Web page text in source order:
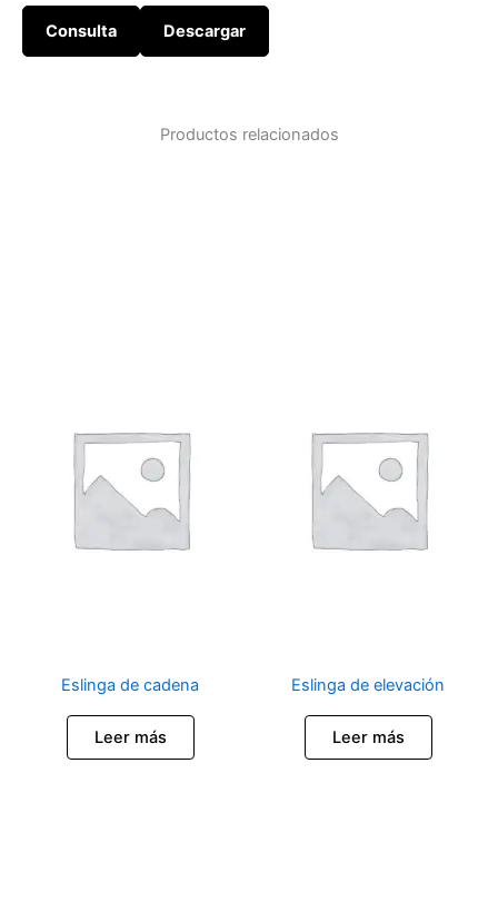
Consulta Descargar
Productos relacionados
Eslinga de cadena
Leer más
Eslinga de elevación
Leer más